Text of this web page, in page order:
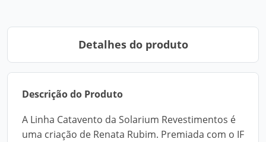
Detalhes do produto
Descrição do Produto
A Linha Catavento da Solarium Revestimentos é
uma criação de Renata Rubim. Premiada com o IF